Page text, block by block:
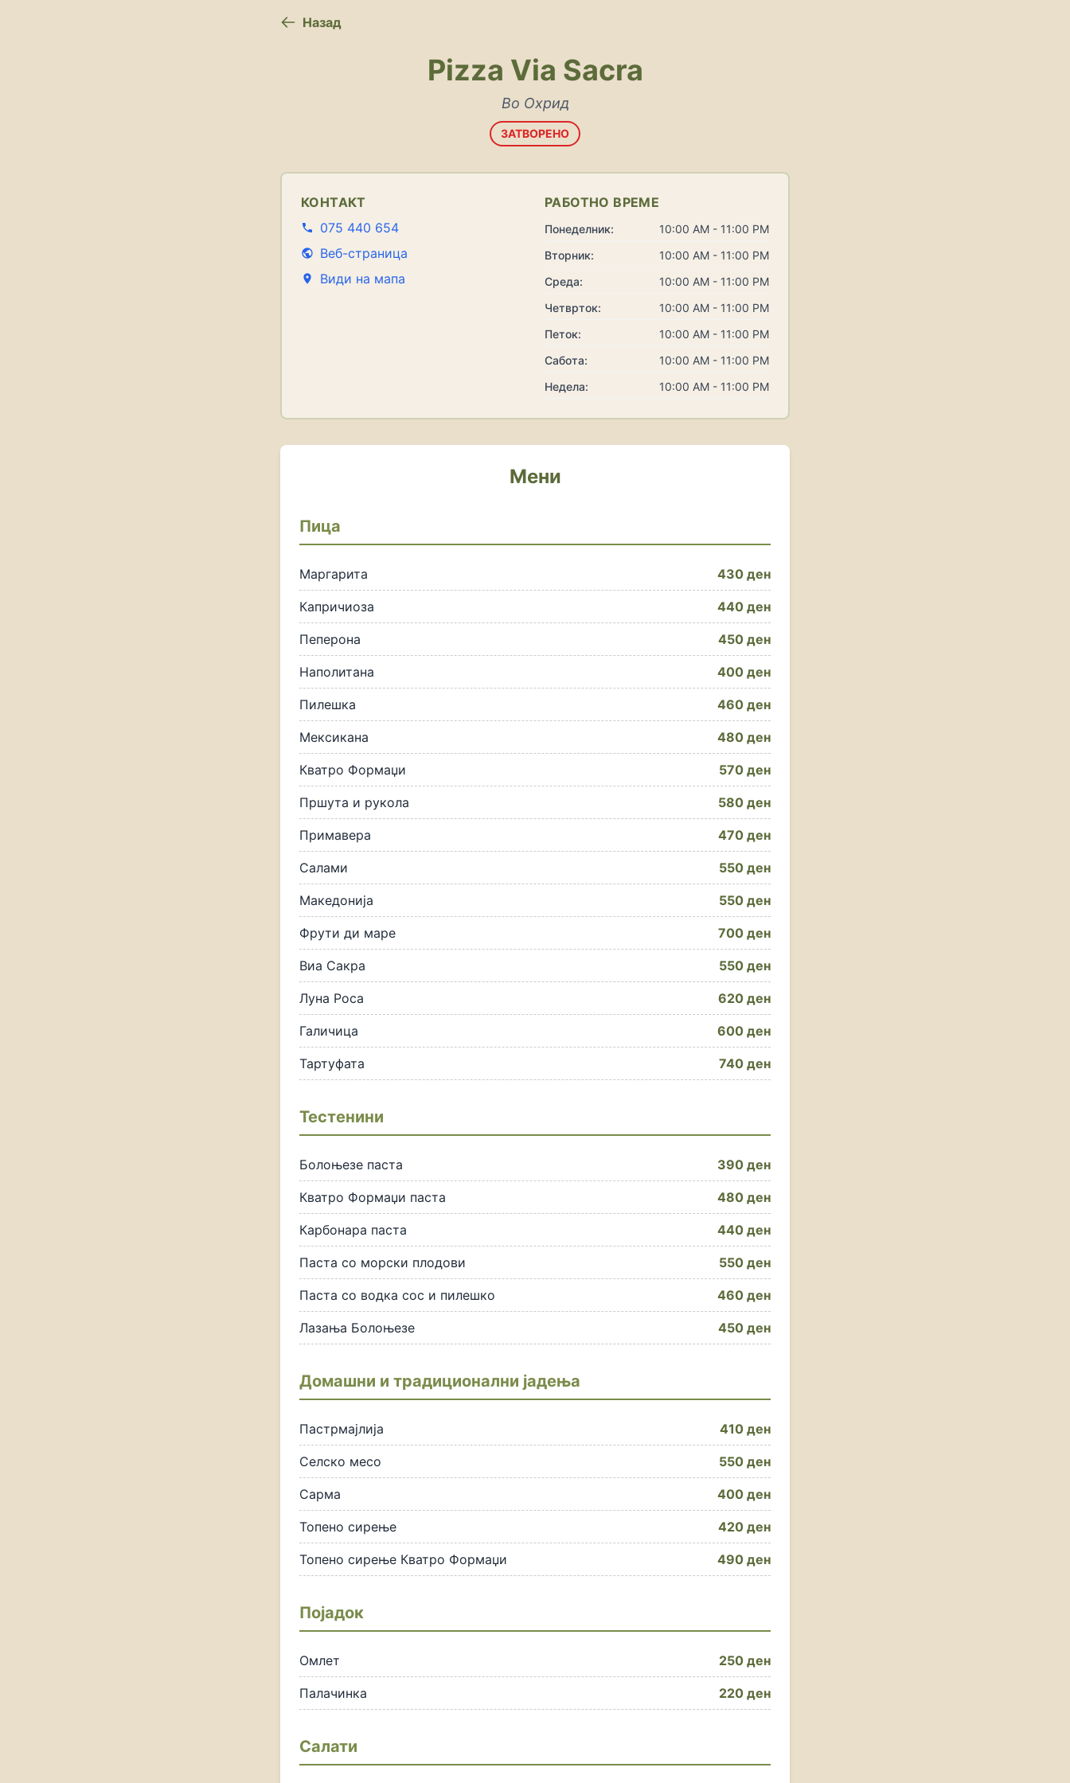
Назад
Pizza Via Sacra
Во Охрид
ЗАТВОРЕНО
КОНТАКТ
075 440 654
Веб-страница
Види на мапа
РАБОТНО ВРЕМЕ
Понеделник:
10:00 AM - 11:00 PM
Вторник:
10:00 AM - 11:00 PM
Среда:
10:00 AM - 11:00 PM
Четврток:
10:00 AM - 11:00 PM
Петок:
10:00 AM - 11:00 PM
Сабота:
10:00 AM - 11:00 PM
Недела:
10:00 AM - 11:00 PM
Мени
Пица
Маргарита 430 ден
Капричиоза 440 ден
Пеперона 450 ден
Наполитана 400 ден
Пилешка 460 ден
Мексикана 480 ден
Кватро Формаџи 570 ден
Пршута и рукола 580 ден
Примавера 470 ден
Салами 550 ден
Македонија 550 ден
Фрути ди маре 700 ден
Виа Сакра 550 ден
Луна Роса 620 ден
Галичица 600 ден
Тартуфата 740 ден
Тестенини
Болоњезе паста 390 ден
Кватро Формаџи паста 480 ден
Карбонара паста 440 ден
Паста со морски плодови 550 ден
Паста со водка сос и пилешко 460 ден
Лазања Болоњезе 450 ден
Домашни и традиционални јадења
Пастрмајлија 410 ден
Селско месо 550 ден
Сарма 400 ден
Топено сирење 420 ден
Топено сирење Кватро Формаџи 490 ден
Појадок
Омлет 250 ден
Палачинка 220 ден
Салати